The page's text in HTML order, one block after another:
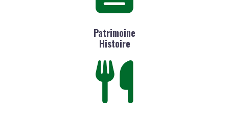
Patrimoine
Histoire